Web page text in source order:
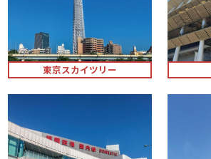
東京スカイツリー